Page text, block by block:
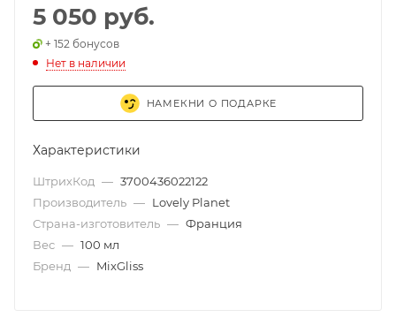
5 050 руб.
+ 152 бонусов
Нет в наличии
НАМЕКНИ О ПОДАРКЕ
Характеристики
ШтрихКод — 3700436022122
Производитель — Lovely Planet
Страна-изготовитель — Франция
Вес — 100 мл
Бренд — MixGliss